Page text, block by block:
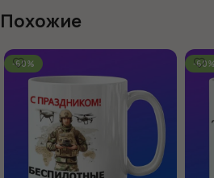
Похожие
-60% -60%